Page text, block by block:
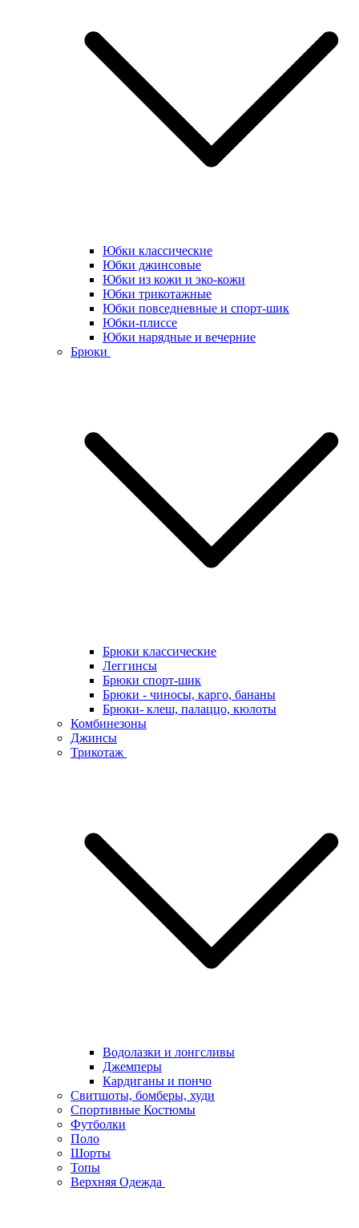
Юбки классические
Юбки джинсовые
Юбки из кожи и эко-кожи
Юбки трикотажные
Юбки повседневные и спорт-шик
Юбки-плиссе
Юбки нарядные и вечерние
Брюки
Брюки классические
Леггинсы
Брюки спорт-шик
Брюки - чиносы, карго, бананы
Брюки- клеш, палаццо, кюлоты
Комбинезоны
Джинсы
Трикотаж
Водолазки и лонгсливы
Джемперы
Кардиганы и пончо
Свитшоты, бомберы, худи
Спортивные Костюмы
Футболки
Поло
Шорты
Топы
Верхняя Одежда